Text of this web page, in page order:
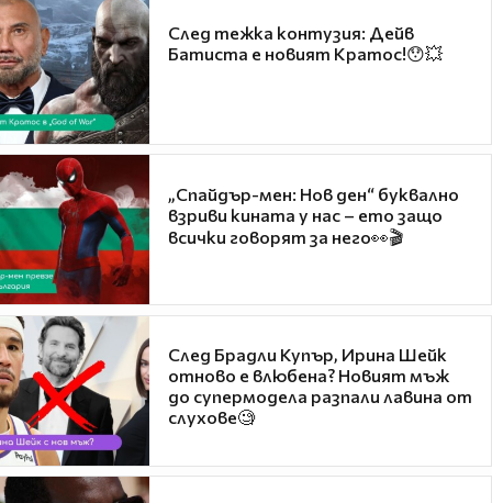
След тежка контузия: Дейв
Батиста е новият Кратос!😯💥
„Спайдър-мен: Нов ден“ буквално
взриви кината у нас – ето защо
всички говорят за него👀🎬
След Брадли Купър, Ирина Шейк
отново е влюбена? Новият мъж
до супермодела разпали лавина от
слухове🧐